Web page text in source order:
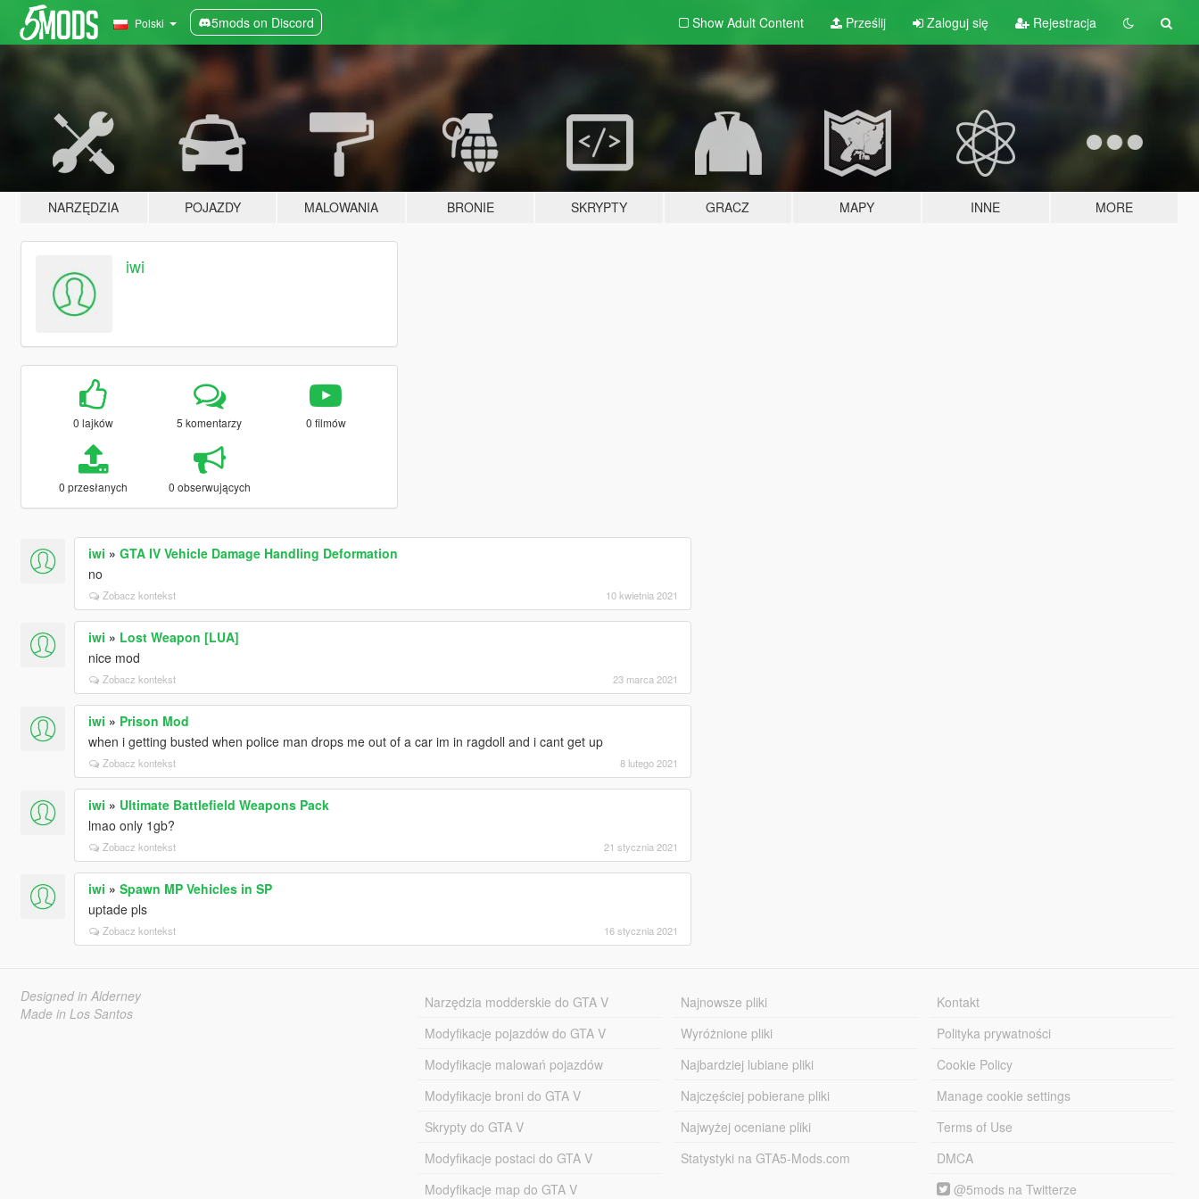
Polski 5mods on Discord Show Adult Content Prześlij Zaloguj się Rejestracja
NARZĘDZIA POJAZDY MALOWANIA BRONIE SKRYPTY GRACZ MAPY INNE MORE
iwi
0 lajków 5 komentarzy 0 filmów
0 przesłanych 0 obserwujących
iwi » GTA IV Vehicle Damage Handling Deformation
no
Zobacz kontekst 10 kwietnia 2021
iwi » Lost Weapon [LUA]
nice mod
Zobacz kontekst 23 marca 2021
iwi » Prison Mod
when i getting busted when police man drops me out of a car im in ragdoll and i cant get up
Zobacz kontekst 8 lutego 2021
iwi » Ultimate Battlefield Weapons Pack
lmao only 1gb?
Zobacz kontekst 21 stycznia 2021
iwi » Spawn MP Vehicles in SP
uptade pls
Zobacz kontekst 16 stycznia 2021
Designed in Alderney
Made in Los Santos
Narzędzia modderskie do GTA V
Modyfikacje pojazdów do GTA V
Modyfikacje malowań pojazdów
Modyfikacje broni do GTA V
Skrypty do GTA V
Modyfikacje postaci do GTA V
Modyfikacje map do GTA V
Najnowsze pliki
Wyróżnione pliki
Najbardziej lubiane pliki
Najczęściej pobierane pliki
Najwyżej oceniane pliki
Statystyki na GTA5-Mods.com
Kontakt
Polityka prywatności
Cookie Policy
Manage cookie settings
Terms of Use
DMCA
@5mods na Twitterze